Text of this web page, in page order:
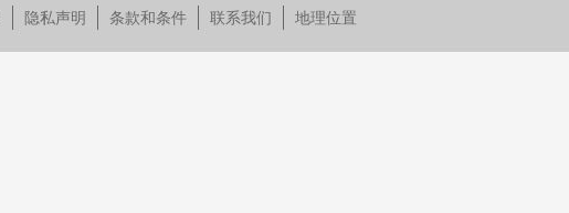
隐私声明 条款和条件 联系我们 地理位置